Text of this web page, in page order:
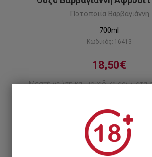
Ποτοποιία Βαρβαγιάννη
700ml
Κωδικός: 16413
18,50€
Μεστή γεύση και μοναδικά αρώματα
Περιγραφή προϊόντος